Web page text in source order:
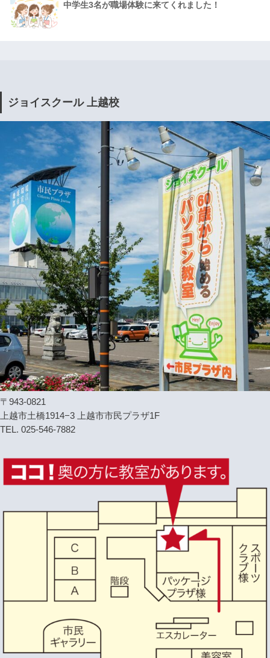
中学生3名が職場体験に来てくれました！
ジョイスクール 上越校
〒943-0821
上越市土橋1914−3 上越市市民プラザ1F
TEL. 025-546-7882